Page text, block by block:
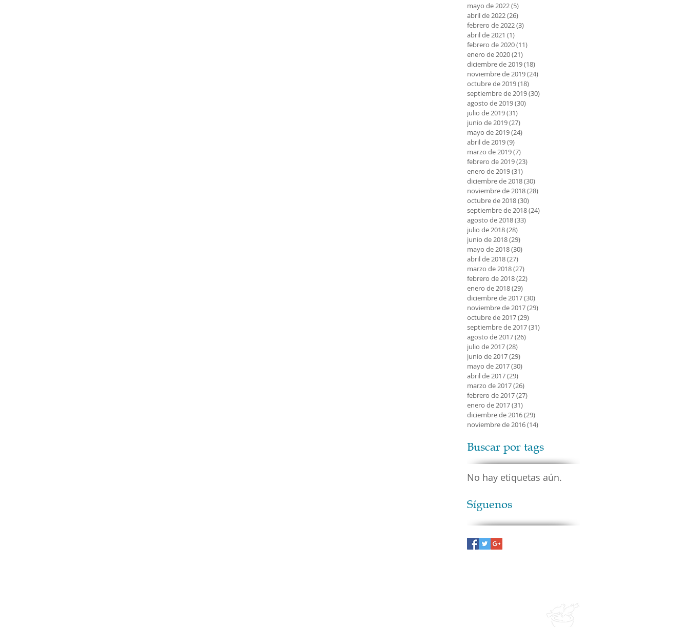
mayo de 2022(5)
abril de 2022(26)
febrero de 2022(3)
abril de 2021 (1)
febrero de 2020(11)
enero de 2020(21)
diciembre de 2019(18)
noviembre de 2019(24)
octubre de 2019(18)
septiembre de 2019(30)
agosto de 2019(30)
julio de 2019(31)
junio de 2019(27)
mayo de 2019(24)
abril de 2019(9)
marzo de 2019(7)
febrero de 2019(23)
enero de 2019(31)
diciembre de 2018(30)
noviembre de 2018(28)
octubre de 2018(30)
septiembre de 2018(24)
agosto de 2018(33)
julio de 2018(28)
junio de 2018(29)
mayo de 2018(30)
abril de 2018(27)
marzo de 2018(27)
febrero de 2018(22)
enero de 2018(29)
diciembre de 2017(30)
noviembre de 2017(29)
octubre de 2017(29)
septiembre de 2017(31)
agosto de 2017(26)
julio de 2017(28)
junio de 2017(29)
mayo de 2017(30)
abril de 2017(29)
marzo de 2017(26)
febrero de 2017(27)
enero de 2017(31)
diciembre de 2016(29)
noviembre de 2016(14)
Buscar por tags
No hay etiquetas aún.
Síguenos